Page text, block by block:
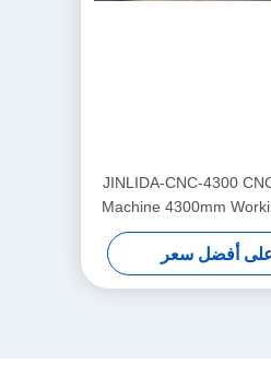
JINLIDA-CNC-4300
Machine 4300mm
Driven Double Twist
أفضل سعر